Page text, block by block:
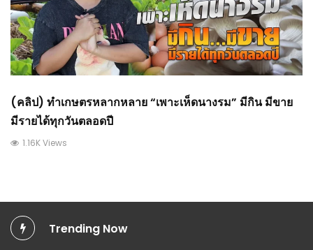
(คลิป) ทำเกษตรหลากหลาย “เพาะเห็ดนางรม” มีกิน มีขาย
มีรายได้ทุกวันตลอดปี
1.16K Views
Trending Now